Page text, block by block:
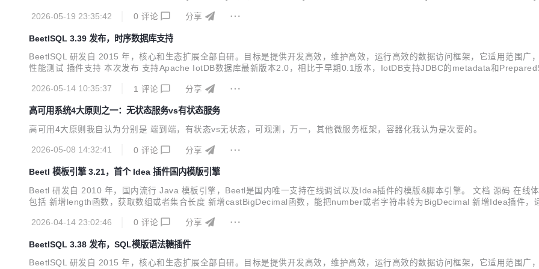
2026-05-19 23:35:42
0 评论 分享
BeetlSQL 3.39 发布，时序数据库支持
BeetlSQL 研发自 2015 年，核心和生态扩展全部自研。目标是提供开发高效，维护高效，运行高效的数据访问框架，它适用范围
性能测试 插件支持 本次发布 支持Apache IotDB数据库最新版本2.0，相比于早期0.1版本，IotDB支持JDBC的metadata和
2026-05-14 10:35:37
1 评论 分享
高可用系统4大原则之一：无状态服务vs有状态服务
高可用4大原则我自认为分别是 端到端，有状态vs无状态，可观测，万一，其他微服务框架，容器化我认为是次要的。
2026-05-08 14:32:41 0 评论 分享
Beetl 模板引擎 3.21，首个 Idea 插件国内模版引擎
Beetl 研发自 2010 年，国内流行 Java 模板引擎，Beetl是国内唯一支持在线调试以及Idea插件的模版&脚本引擎。 文档 源码 在线
包括 新增length函数，获取数组或者集合长度 新增castBigDecimal函数，能把number或者字符串转为BigDecimal 新增Idea插件，
2026-04-14 23:02:46
0 评论 分享
BeetlSQL 3.38 发布，SQL模版语法糖插件
BeetlSQL 研发自 2015 年，核心和生态扩展全部自研。目标是提供开发高效，维护高效，运行高效的数据访问框架，它适用范围